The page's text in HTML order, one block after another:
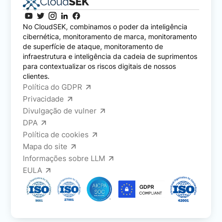
No CloudSEK, combinamos o poder da inteligência
cibernética, monitoramento de marca, monitoramento
de superfície de ataque, monitoramento de
infraestrutura e inteligência da cadeia de suprimentos
para contextualizar os riscos digitais de nossos
clientes.
Política do GDPR
Privacidade
Divulgação de vulner
DPA
Política de cookies
Mapa do site
Informações sobre LLM
EULA